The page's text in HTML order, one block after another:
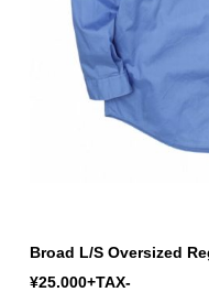
Broad L/S Oversized
¥25.000+TAX-